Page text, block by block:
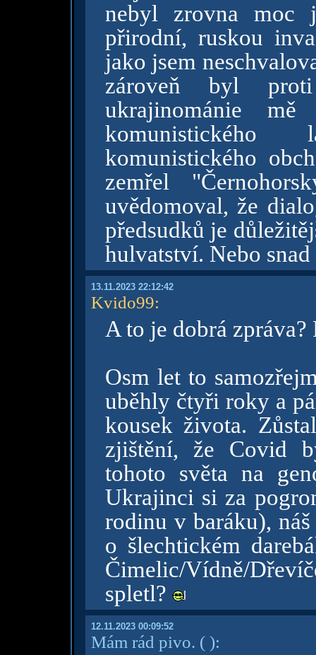
nebyl zrovna moc
přirodní, ruskou
jako jsem
zároveň byl
ukrajinománie
komunistického
zemřel
uvědomoval, že
předsudků je
hulvatství. Nebo snad
13.11.2023 22:12:42
Kvido99:
A to je dobrá
Osm let to
uběhly čtyři roky a
kousek života.
zjištění, že Covid
tohoto světa na
Ukrajinci si za
rodinu v baráku),
o šlechtickém
Čimelic/Vídně/
spletl?
12.11.2023 00:09:52
Mám rád pivo. ( ):